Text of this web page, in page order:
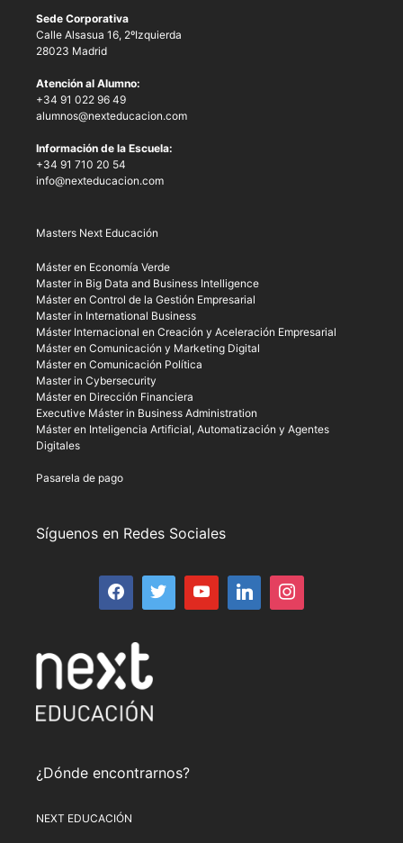
Sede Corporativa
Calle Alsasua 16, 2ºIzquierda
28023 Madrid
Atención al Alumno:
+34 91 022 96 49
alumnos@nexteducacion.com
Información de la Escuela:
+34 91 710 20 54
info@nexteducacion.com
Masters Next Educación
Máster en Economía Verde
Master in Big Data and Business Intelligence
Máster en Control de la Gestión Empresarial
Master in International Business
Máster Internacional en Creación y Aceleración Empresarial
Máster en Comunicación y Marketing Digital
Máster en Comunicación Política
Master in Cybersecurity
Máster en Dirección Financiera
Executive Máster in Business Administration
Máster en Inteligencia Artificial, Automatización y Agentes
Digitales
Pasarela de pago
Síguenos en Redes Sociales
¿Dónde encontrarnos?
NEXT EDUCACIÓN